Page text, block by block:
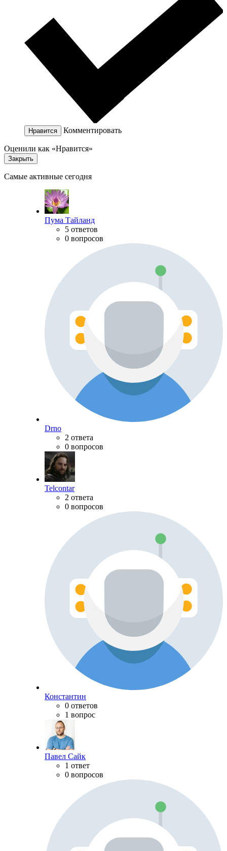
Нравится Комментировать
Оценили как «Нравится»
Закрыть
Самые активные сегодня
Пума Тайланд
5 ответов
0 вопросов
Drno
2 ответа
0 вопросов
Telcontar
2 ответа
0 вопросов
Константин
0 ответов
1 вопрос
Павел Сайк
1 ответ
0 вопросов